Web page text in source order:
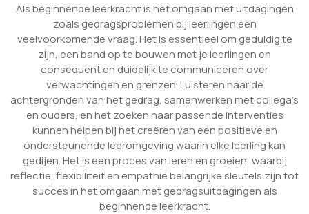
Als beginnende leerkracht is het omgaan met uitdagingen
zoals gedragsproblemen bij leerlingen een
veelvoorkomende vraag. Het is essentieel om geduldig te
zijn, een band op te bouwen met je leerlingen en
consequent en duidelijk te communiceren over
verwachtingen en grenzen. Luisteren naar de
achtergronden van het gedrag, samenwerken met collega’s
en ouders, en het zoeken naar passende interventies
kunnen helpen bij het creëren van een positieve en
ondersteunende leeromgeving waarin elke leerling kan
gedijen. Het is een proces van leren en groeien, waarbij
reflectie, flexibiliteit en empathie belangrijke sleutels zijn tot
succes in het omgaan met gedragsuitdagingen als
beginnende leerkracht.